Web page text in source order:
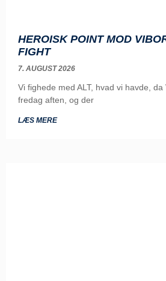
HEROISK POINT MOD
FIGHT
7. AUGUST 2026
Vi fighede med ALT, hvad vi havde,
fredag aften, og der
LÆS MERE